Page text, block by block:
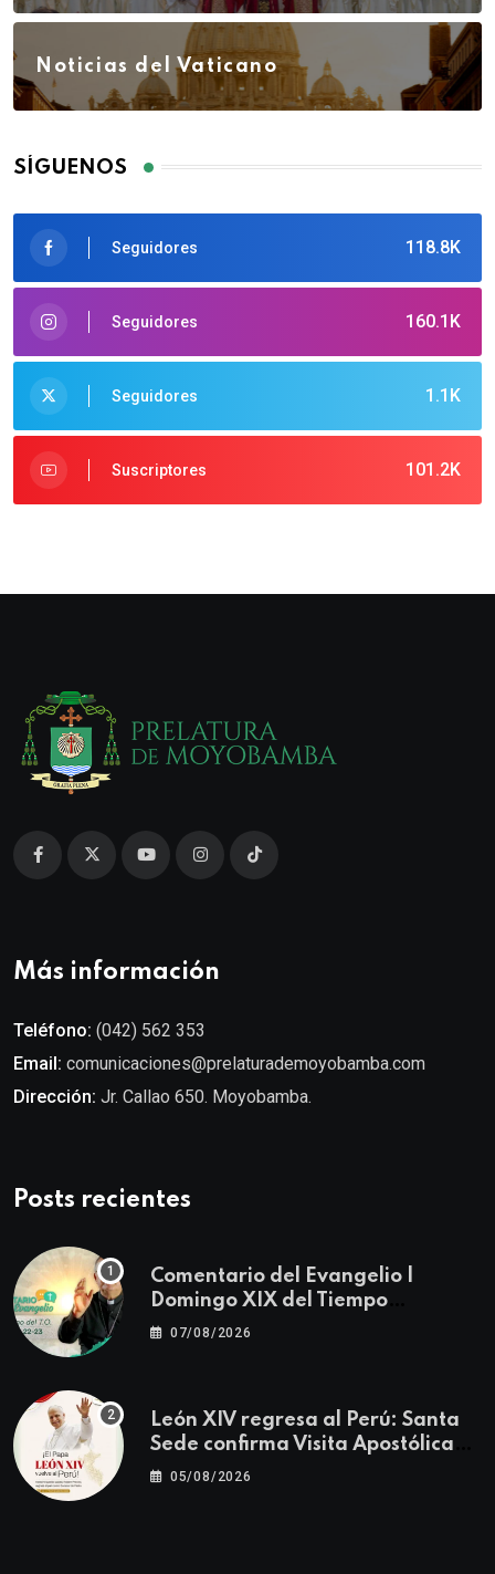
Noticias del Vaticano
SÍGUENOS
118.8K
Seguidores
160.1K
Seguidores
1.1K
Seguidores
101.2K
Suscriptores
Más información
Teléfono: (042) 562 353
Email: comunicaciones@prelaturademoyobamba.com
Dirección: Jr. Callao 650. Moyobamba.
Posts recientes
Comentario del Evangelio |
Domingo XIX del Tiempo
Ordinario | Mateo 14, 22-23
07/08/2026
León XIV regresa al Perú: Santa
Sede confirma Visita Apostólica
del 11 al 17 de noviembre
05/08/2026